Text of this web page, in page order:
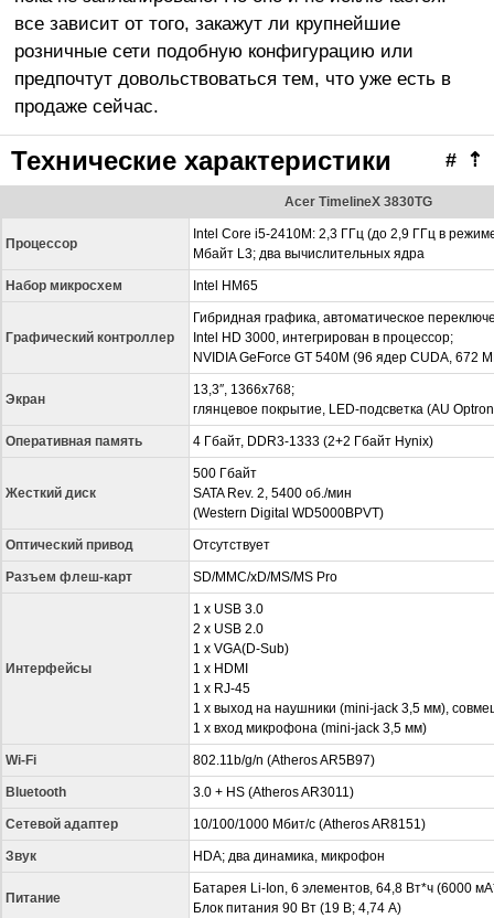
все зависит от того, закажут ли крупнейшие
розничные сети подобную конфигурацию или
предпочтут довольствоваться тем, что уже есть в
продаже сейчас.
⇡
#
Технические характеристики
Acer TimelineX 3830TG
Процессор
Intel Core i5-2410M: 2,3 ГГц (до 2,9 ГГц в
Мбайт L3; два вычислительных ядра
Набор микросхем Intel HM65
Графический контроллер
Гибридная графика, автоматическое
Intel HD 3000, интегрирован в процессор;
NVIDIA GeForce GT 540M (96 ядер CUDA, 672
Экран
13,3″, 1366х768;
глянцевое покрытие, LED-подсветка (AU
Оперативная память 4 Гбайт, DDR3-1333 (2+2 Гбайт Hynix)
Жесткий диск
500 Гбайт
SATA Rev. 2, 5400 об./мин
(Western Digital WD5000BPVT)
Оптический привод Отсутствует
Разъем флеш-карт SD/MMC/xD/MS/MS Pro
Интерфейсы
1 х USB 3.0
2 х USB 2.0
1 x VGA(D-Sub)
1 x HDMI
1 x RJ-45
1 x выход на наушники (mini-jack 3,5 мм),
1 x вход микрофона (mini-jack 3,5 мм)
Wi-Fi 802.11b/g/n (Atheros AR5B97)
Bluetooth 3.0 + HS (Atheros AR3011)
Сетевой адаптер 10/100/1000 Мбит/с (Atheros AR8151)
Звук HDA; два динамика, микрофон
Питание
Батарея Li-Ion, 6 элементов, 64,8 Вт*ч (6000
Блок питания 90 Вт (19 В; 4,74 А)